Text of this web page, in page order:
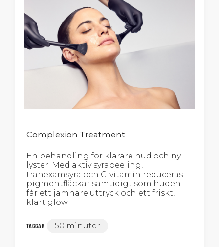
Complexion Treatment
En behandling för klarare hud och ny
lyster. Med aktiv syrapeeling,
tranexamsyra och C-vitamin reduceras
pigmentfläckar samtidigt som huden
får ett jämnare uttryck och ett friskt,
klart glow.
Taggar 50 minuter